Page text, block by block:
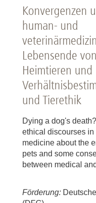
Konvergenzen
human- und
Lebensende
Heimtieren
und Tierethik
Dying a dog's
ethical discourses
medicine about the
pets and some
between medical
Förderung: